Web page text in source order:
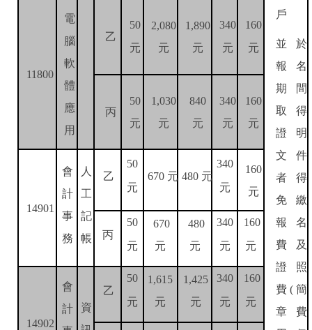
戶
並於
報名
期間
取得
證明
文件
者得
免繳
報名
費及
證照
費 ( 簡
章費
11800
電
腦
軟
體
應
用
乙
50
元
2,080
元
1,890
元
340
元
160
元
丙
50
元
1,030
元
840
元
340
元
160
元
14901
會
計
事
務
人
工
記
帳
乙
50
元
670 元 480 元
340
元
160
元
丙
50
元
670
元
480
元
340
元
160
元
14902
會
計
資
乙
50
元
1,615
元
1,425
元
340
元
160
元